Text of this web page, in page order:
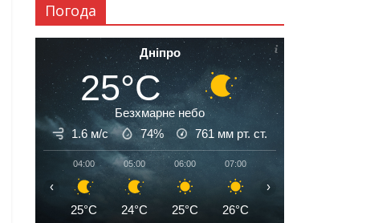
Погода
Дніпро
25°C
Безхмарне небо
1.6 м/с
74% 761 мм рт. ст.
04:00
25°C
05:00
24°C
06:00
25°C
07:00
26°C
‹ ›